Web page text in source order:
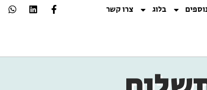
בלוג צרו קשר